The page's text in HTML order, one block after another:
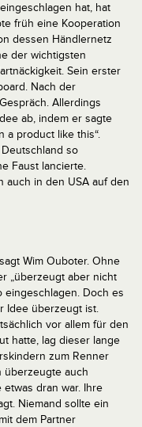
hat, hat
früh eine Kooperation
dessen Händlernetz
der wichtigsten
Sein erster
Nach der
Allerdings
ab, indem er sagte
a product like this“.
so
Faust lancierte.
auch in den USA auf den
Wim Ouboter. Ohne
„überzeugt aber nicht
eingeschlagen. Doch es
Idee überzeugt ist.
vor allem für den
hatte, lag dieser lange
zum Renner
überzeugte auch
dran war. Ihre
Niemand sollte ein
dem Partner